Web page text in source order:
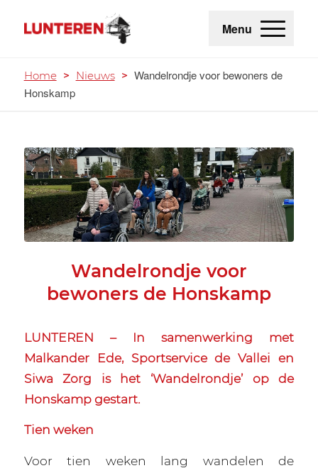
Menu
Home > Nieuws > Wandelrondje voor bewoners de
Honskamp
Wandelrondje voor
bewoners de Honskamp
LUNTEREN – In samenwerking met
Malkander Ede, Sportservice de Vallei en
Siwa Zorg is het ‘Wandelrondje’ op de
Honskamp gestart.
Tien weken
Voor tien weken lang wandelen de